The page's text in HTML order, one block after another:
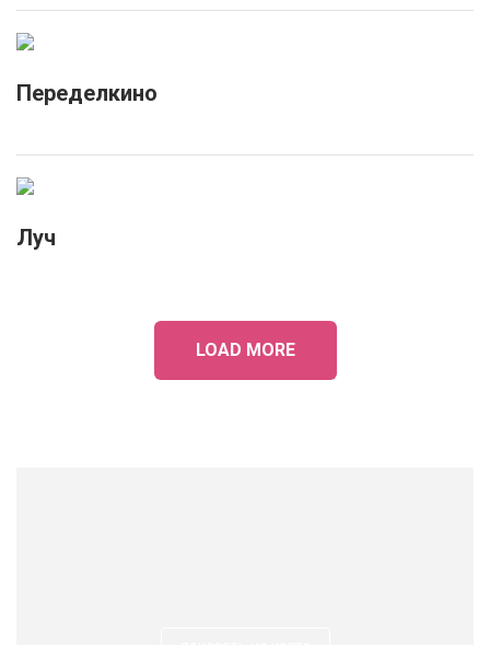
Переделкино
Луч
LOAD MORE